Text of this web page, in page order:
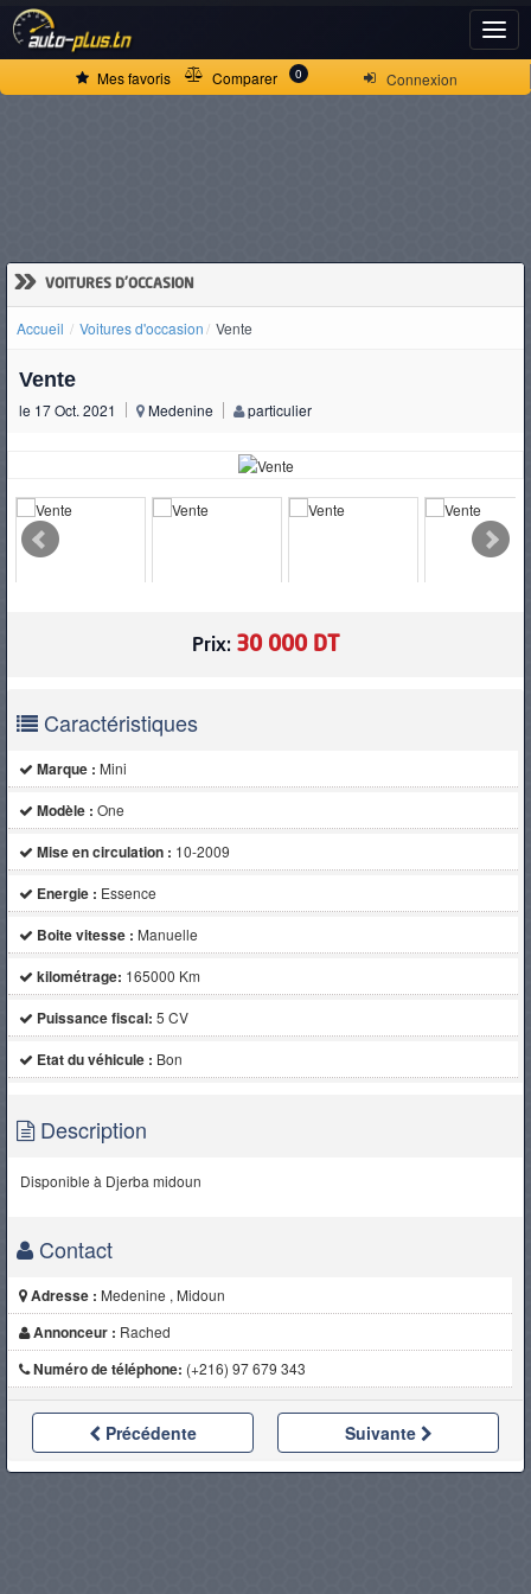
Connexion
Mes favoris Comparer 0
» VOITURES D'OCCASION
Accueil Voitures d'occasion Vente
Vente
le 17 Oct. 2021 Medenine particulier
Prix: 30 000 DT
Caractéristiques
Marque : Mini
Modèle : One
Mise en circulation : 10-2009
Energie : Essence
Boite vitesse : Manuelle
kilométrage: 165000 Km
Puissance fiscal: 5 CV
Etat du véhicule : Bon
Description
Disponible à Djerba midoun
Contact
Adresse : Medenine , Midoun
Annonceur : Rached
Numéro de téléphone: (+216) 97 679 343
Précédente Suivante
ACCUEIL
D'OCCASION